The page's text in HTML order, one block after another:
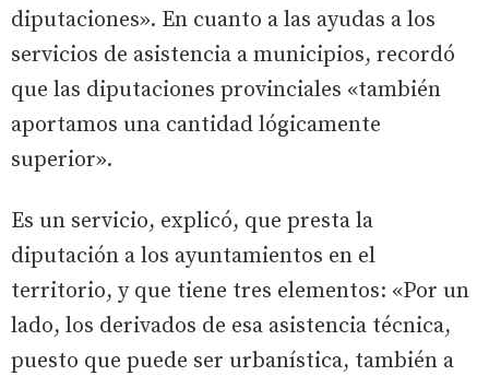
diputaciones». En cuanto a las ayudas a los
servicios de asistencia a municipios, recordó
que las diputaciones provinciales «también
aportamos una cantidad lógicamente
superior».
Es un servicio, explicó, que presta la
diputación a los ayuntamientos en el
territorio, y que tiene tres elementos: «Por un
lado, los derivados de esa asistencia técnica,
puesto que puede ser urbanística, también a